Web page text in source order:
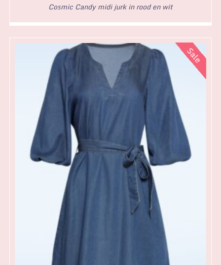
Cosmic Candy midi jurk in rood en wit